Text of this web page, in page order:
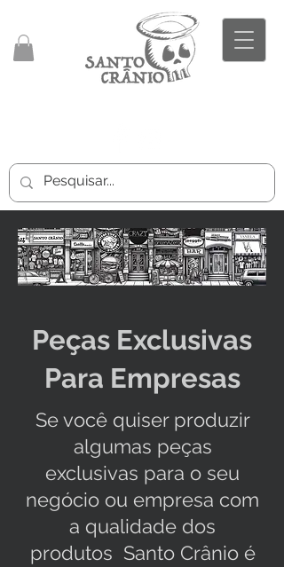
Peças Exclusivas
Para Empresas
Se você quiser produzir
algumas peças
exclusivas para o seu
negócio ou empresa com
a qualidade dos
produtos Santo Crânio é